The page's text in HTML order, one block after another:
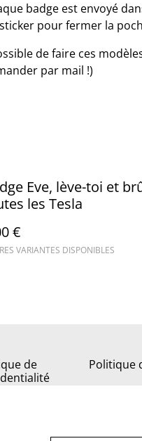
badge est envoyé
pour fermer la
de faire ces
par mail !)
Eve, lève-toi et
les Tesla
€
VARIANTES DISPONIBLES
de
Politique